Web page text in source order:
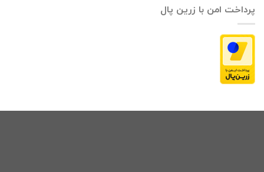
پرداخت امن با زرین پال